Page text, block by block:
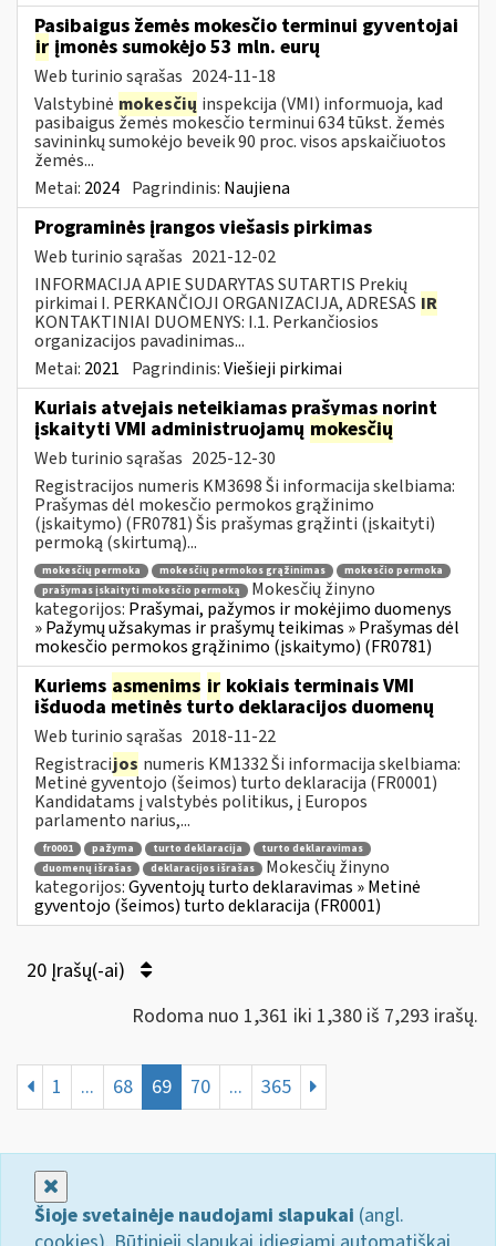
Pasibaigus žemės mokesčio terminui gyventojai
ir įmonės sumokėjo 53 mln. eurų
Web turinio sąrašas 2024-11-18
Valstybinė mokesčių inspekcija (VMI) informuoja, kad
pasibaigus žemės mokesčio terminui 634 tūkst. žemės
savininkų sumokėjo beveik 90 proc. visos apskaičiuotos
žemės...
Metai: 2024 Pagrindinis: Naujiena
Programinės įrangos viešasis pirkimas
Web turinio sąrašas 2021-12-02
INFORMACIJA APIE SUDARYTAS SUTARTIS Prekių
pirkimai I. PERKANČIOJI ORGANIZACIJA, ADRESAS IR
KONTAKTINIAI DUOMENYS: I.1. Perkančiosios
organizacijos pavadinimas...
Metai: 2021 Pagrindinis:Viešieji pirkimai
Kuriais atvejais neteikiamas prašymas norint
įskaityti VMI administruojamų mokesčių
Web turinio sąrašas 2025-12-30
Registracijos numeris KM3698 Ši informacija skelbiama:
Prašymas dėl mokesčio permokos grąžinimo
(įskaitymo) (FR0781) Šis prašymas grąžinti (įskaityti)
permoką (skirtumą)...
mokesčių permoka mokesčių permokos grąžinimas
mokesčio permoka
prašymas įskaityti mokesčio permoką
Mokesčių žinyno
kategorijos: Prašymai, pažymos ir mokėjimo duomenys
» Pažymų užsakymas ir prašymų teikimas » Prašymas dėl
mokesčio permokos grąžinimo (įskaitymo) (FR0781)
Kuriems asmenims ir kokiais terminais VMI
išduoda metinės turto deklaracijos duomenų
Web turinio sąrašas 2018-11-22
Registracijos numeris KM1332 Ši informacija skelbiama:
Metinė gyventojo (šeimos) turto deklaracija (FR0001)
Kandidatams į valstybės politikus, į Europos
parlamento narius,...
fr0001 pažyma turto deklaracija
turto deklaravimas
duomenų išrašas
deklaracijos išrašas
Mokesčių žinyno
kategorijos:Gyventojų turto deklaravimas » Metinė
gyventojo (šeimos) turto deklaracija (FR0001)
20 Įrašų(-ai)
Rodoma nuo 1,361 iki 1,380 iš 7,293 irašų.
1 ... 68 69 70 ... 365
Šioje svetainėje naudojami slapukai (angl.